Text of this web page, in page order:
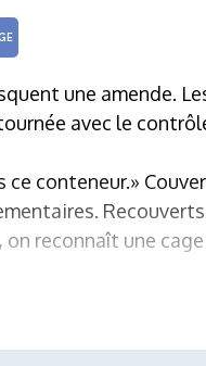
une amende.
avec le
ce conteneur.»
reconnaît une